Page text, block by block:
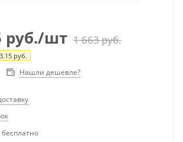
руб./шт 1 663руб.
руб.
Нашли дешевле?